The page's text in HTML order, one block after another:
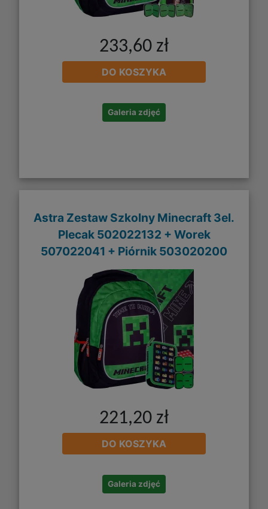
233,60 zł
DO KOSZYKA
Galeria zdjęć
Astra Zestaw Szkolny Minecraft 3el.
Plecak 502022132 + Worek
507022041 + Piórnik 503020200
221,20 zł
DO KOSZYKA
Galeria zdjęć